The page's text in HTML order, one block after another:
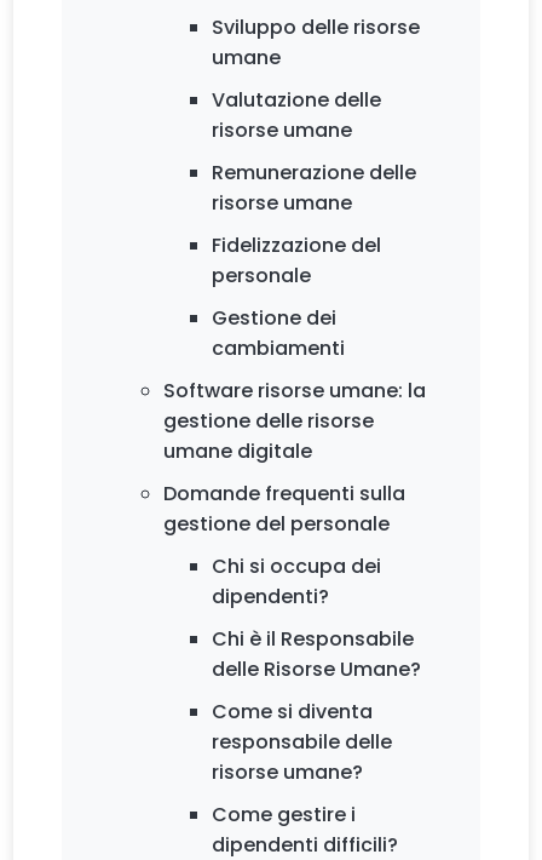
Sviluppo delle risorse
umane
Valutazione delle
risorse umane
Remunerazione delle
risorse umane
Fidelizzazione del
personale
Gestione dei
cambiamenti
Software risorse umane: la
gestione delle risorse
umane digitale
Domande frequenti sulla
gestione del personale
Chi si occupa dei
dipendenti?
Chi è il Responsabile
delle Risorse Umane?
Come si diventa
responsabile delle
risorse umane?
Come gestire i
dipendenti difficili?